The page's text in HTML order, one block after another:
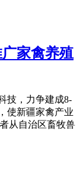
家禽养殖
技，力争建成8-
使新疆家禽产业
从自治区畜牧兽